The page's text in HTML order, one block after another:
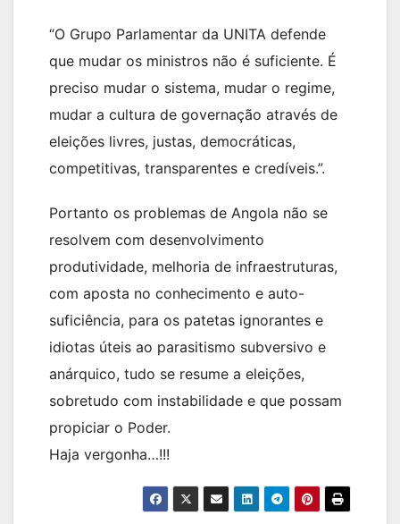
“O Grupo Parlamentar da UNITA defende
que mudar os ministros não é suficiente. É
preciso mudar o sistema, mudar o regime,
mudar a cultura de governação através de
eleições livres, justas, democráticas,
competitivas, transparentes e credíveis.”.
Portanto os problemas de Angola não se
resolvem com desenvolvimento
produtividade, melhoria de infraestruturas,
com aposta no conhecimento e auto-
suficiência, para os patetas ignorantes e
idiotas úteis ao parasitismo subversivo e
anárquico, tudo se resume a eleições,
sobretudo com instabilidade e que possam
propiciar o Poder.
Haja vergonha…!!!